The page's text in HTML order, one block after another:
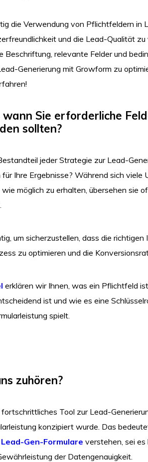
die Verwendung von Pflichtfeldern in
und die Lead-Qualität
relevante Felder und
Generierung mit Growform zu
wann Sie erforderliche
sollten?
jeder Strategie zur Lead-
Ihre Ergebnisse? Während sich viele
möglich zu erhalten, übersehen sie
um sicherzustellen, dass die
zu optimieren und die
erklären wir Ihnen, was ein Pflichtfeld
ist und wie es eine
spielt.
zuhören?
Tool zur Lead-
konzipiert wurde. Das
Gen-Formulare verstehen, sei
der Datengenauigkeit.